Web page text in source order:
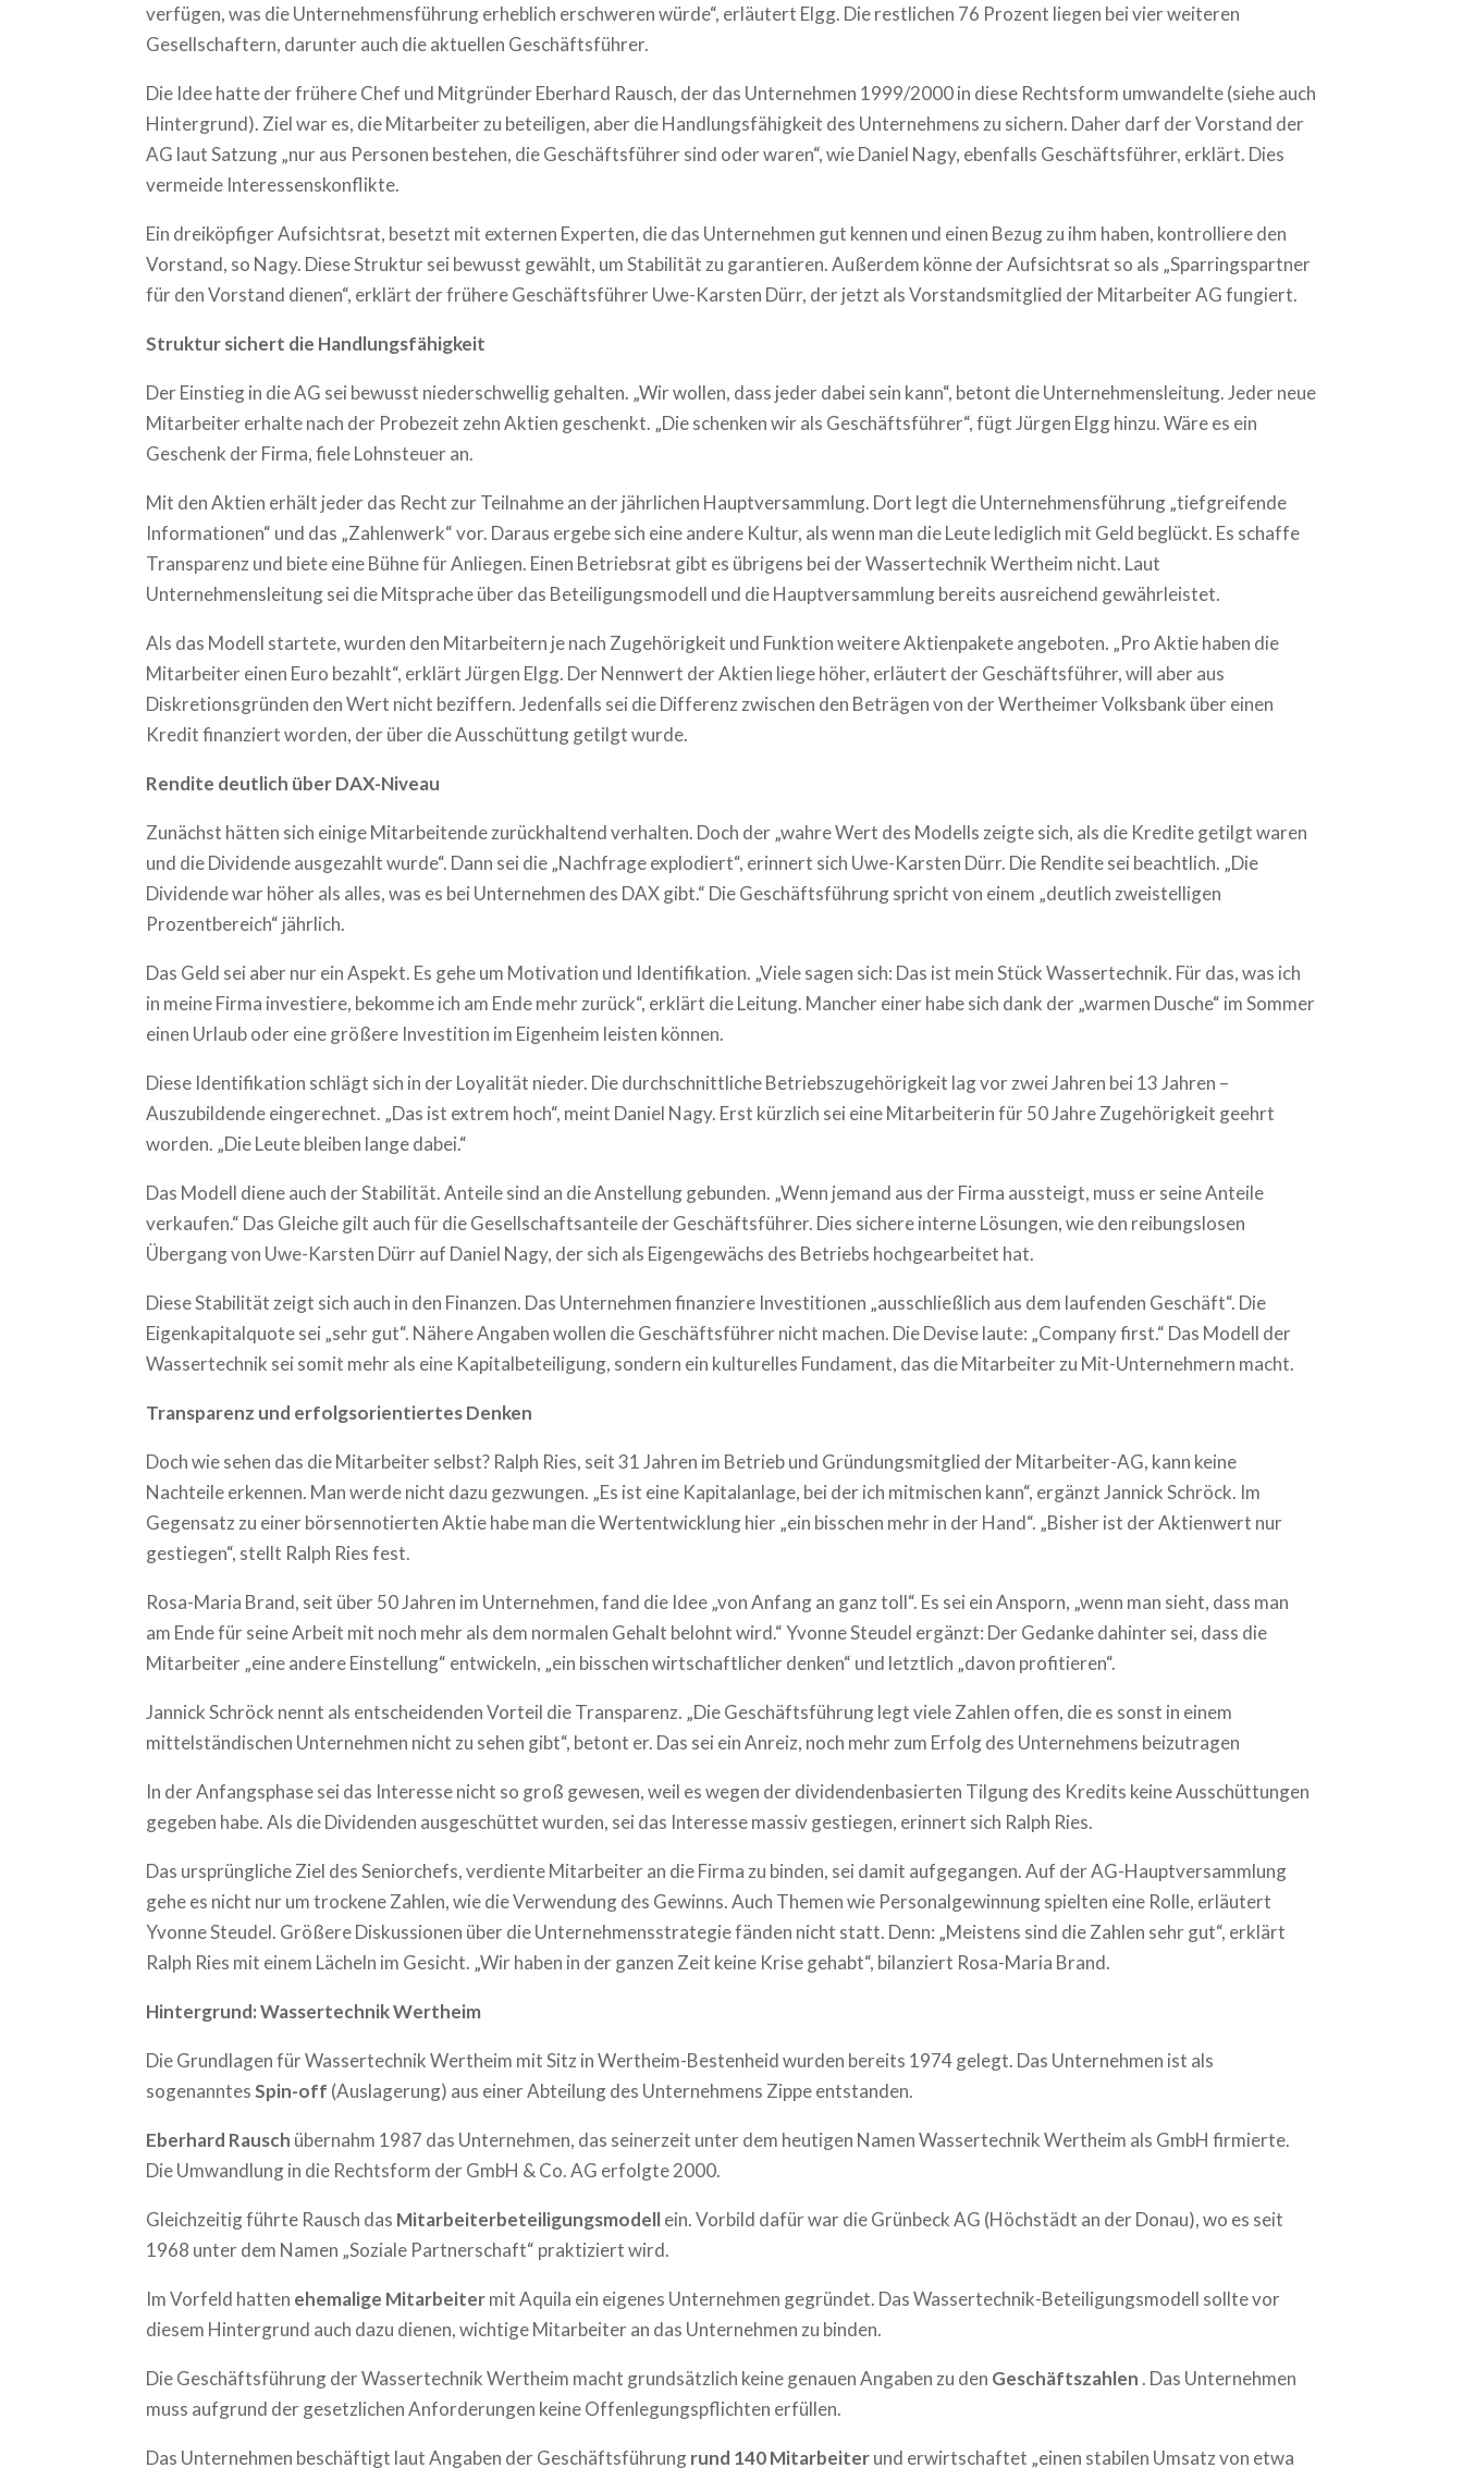
verfügen, was die Unternehmensführung erheblich erschweren würde“, erläutert Elgg. Die restlichen 76 Prozent liegen bei vier weiteren
Gesellschaftern, darunter auch die aktuellen Geschäftsführer.
Die Idee hatte der frühere Chef und Mitgründer Eberhard Rausch, der das Unternehmen 1999/2000 in diese Rechtsform umwandelte (siehe auch
Hintergrund). Ziel war es, die Mitarbeiter zu beteiligen, aber die Handlungsfähigkeit des Unternehmens zu sichern. Daher darf der Vorstand der
AG laut Satzung „nur aus Personen bestehen, die Geschäftsführer sind oder waren“, wie Daniel Nagy, ebenfalls Geschäftsführer, erklärt. Dies
vermeide Interessenskonflikte.
Ein dreiköpfiger Aufsichtsrat, besetzt mit externen Experten, die das Unternehmen gut kennen und einen Bezug zu ihm haben, kontrolliere den
Vorstand, so Nagy. Diese Struktur sei bewusst gewählt, um Stabilität zu garantieren. Außerdem könne der Aufsichtsrat so als „Sparringspartner
für den Vorstand dienen“, erklärt der frühere Geschäftsführer Uwe-Karsten Dürr, der jetzt als Vorstandsmitglied der Mitarbeiter AG fungiert.
Struktur sichert die Handlungsfähigkeit
Der Einstieg in die AG sei bewusst niederschwellig gehalten. „Wir wollen, dass jeder dabei sein kann“, betont die Unternehmensleitung. Jeder neue
Mitarbeiter erhalte nach der Probezeit zehn Aktien geschenkt. „Die schenken wir als Geschäftsführer“, fügt Jürgen Elgg hinzu. Wäre es ein
Geschenk der Firma, fiele Lohnsteuer an.
Mit den Aktien erhält jeder das Recht zur Teilnahme an der jährlichen Hauptversammlung. Dort legt die Unternehmensführung „tiefgreifende
Informationen“ und das „Zahlenwerk“ vor. Daraus ergebe sich eine andere Kultur, als wenn man die Leute lediglich mit Geld beglückt. Es schaffe
Transparenz und biete eine Bühne für Anliegen. Einen Betriebsrat gibt es übrigens bei der Wassertechnik Wertheim nicht. Laut
Unternehmensleitung sei die Mitsprache über das Beteiligungsmodell und die Hauptversammlung bereits ausreichend gewährleistet.
Als das Modell startete, wurden den Mitarbeitern je nach Zugehörigkeit und Funktion weitere Aktienpakete angeboten. „Pro Aktie haben die
Mitarbeiter einen Euro bezahlt“, erklärt Jürgen Elgg. Der Nennwert der Aktien liege höher, erläutert der Geschäftsführer, will aber aus
Diskretionsgründen den Wert nicht beziffern. Jedenfalls sei die Differenz zwischen den Beträgen von der Wertheimer Volksbank über einen
Kredit finanziert worden, der über die Ausschüttung getilgt wurde.
Rendite deutlich über DAX-Niveau
Zunächst hätten sich einige Mitarbeitende zurückhaltend verhalten. Doch der „wahre Wert des Modells zeigte sich, als die Kredite getilgt waren
und die Dividende ausgezahlt wurde“. Dann sei die „Nachfrage explodiert“, erinnert sich Uwe-Karsten Dürr. Die Rendite sei beachtlich. „Die
Dividende war höher als alles, was es bei Unternehmen des DAX gibt.“ Die Geschäftsführung spricht von einem „deutlich zweistelligen
Prozentbereich“ jährlich.
Das Geld sei aber nur ein Aspekt. Es gehe um Motivation und Identifikation. „Viele sagen sich: Das ist mein Stück Wassertechnik. Für das, was ich
in meine Firma investiere, bekomme ich am Ende mehr zurück“, erklärt die Leitung. Mancher einer habe sich dank der „warmen Dusche“ im Sommer
einen Urlaub oder eine größere Investition im Eigenheim leisten können.
Diese Identifikation schlägt sich in der Loyalität nieder. Die durchschnittliche Betriebszugehörigkeit lag vor zwei Jahren bei 13 Jahren –
Auszubildende eingerechnet. „Das ist extrem hoch“, meint Daniel Nagy. Erst kürzlich sei eine Mitarbeiterin für 50 Jahre Zugehörigkeit geehrt
worden. „Die Leute bleiben lange dabei.“
Das Modell diene auch der Stabilität. Anteile sind an die Anstellung gebunden. „Wenn jemand aus der Firma aussteigt, muss er seine Anteile
verkaufen.“ Das Gleiche gilt auch für die Gesellschaftsanteile der Geschäftsführer. Dies sichere interne Lösungen, wie den reibungslosen
Übergang von Uwe-Karsten Dürr auf Daniel Nagy, der sich als Eigengewächs des Betriebs hochgearbeitet hat.
Diese Stabilität zeigt sich auch in den Finanzen. Das Unternehmen finanziere Investitionen „ausschließlich aus dem laufenden Geschäft“. Die
Eigenkapitalquote sei „sehr gut“. Nähere Angaben wollen die Geschäftsführer nicht machen. Die Devise laute: „Company first.“ Das Modell der
Wassertechnik sei somit mehr als eine Kapitalbeteiligung, sondern ein kulturelles Fundament, das die Mitarbeiter zu Mit-Unternehmern macht.
Transparenz und erfolgsorientiertes Denken
Doch wie sehen das die Mitarbeiter selbst? Ralph Ries, seit 31 Jahren im Betrieb und Gründungsmitglied der Mitarbeiter-AG, kann keine
Nachteile erkennen. Man werde nicht dazu gezwungen. „Es ist eine Kapitalanlage, bei der ich mitmischen kann“, ergänzt Jannick Schröck. Im
Gegensatz zu einer börsennotierten Aktie habe man die Wertentwicklung hier „ein bisschen mehr in der Hand“. „Bisher ist der Aktienwert nur
gestiegen“, stellt Ralph Ries fest.
Rosa-Maria Brand, seit über 50 Jahren im Unternehmen, fand die Idee „von Anfang an ganz toll“. Es sei ein Ansporn, „wenn man sieht, dass man
am Ende für seine Arbeit mit noch mehr als dem normalen Gehalt belohnt wird.“ Yvonne Steudel ergänzt: Der Gedanke dahinter sei, dass die
Mitarbeiter „eine andere Einstellung“ entwickeln, „ein bisschen wirtschaftlicher denken“ und letztlich „davon profitieren“.
Jannick Schröck nennt als entscheidenden Vorteil die Transparenz. „Die Geschäftsführung legt viele Zahlen offen, die es sonst in einem
mittelständischen Unternehmen nicht zu sehen gibt“, betont er. Das sei ein Anreiz, noch mehr zum Erfolg des Unternehmens beizutragen
In der Anfangsphase sei das Interesse nicht so groß gewesen, weil es wegen der dividendenbasierten Tilgung des Kredits keine Ausschüttungen
gegeben habe. Als die Dividenden ausgeschüttet wurden, sei das Interesse massiv gestiegen, erinnert sich Ralph Ries.
Das ursprüngliche Ziel des Seniorchefs, verdiente Mitarbeiter an die Firma zu binden, sei damit aufgegangen. Auf der AG-Hauptversammlung
gehe es nicht nur um trockene Zahlen, wie die Verwendung des Gewinns. Auch Themen wie Personalgewinnung spielten eine Rolle, erläutert
Yvonne Steudel. Größere Diskussionen über die Unternehmensstrategie fänden nicht statt. Denn: „Meistens sind die Zahlen sehr gut“, erklärt
Ralph Ries mit einem Lächeln im Gesicht. „Wir haben in der ganzen Zeit keine Krise gehabt“, bilanziert Rosa-Maria Brand.
Hintergrund: Wassertechnik Wertheim
Die Grundlagen für Wassertechnik Wertheim mit Sitz in Wertheim-Bestenheid wurden bereits 1974 gelegt. Das Unternehmen ist als
sogenanntesSpin-off (Auslagerung) aus einer Abteilung des Unternehmens Zippe entstanden.
Eberhard Rausch übernahm 1987 das Unternehmen, das seinerzeit unter dem heutigen Namen Wassertechnik Wertheim als GmbH firmierte.
Die Umwandlung in die Rechtsform der GmbH & Co. AG erfolgte 2000.
Gleichzeitig führte Rausch das Mitarbeiterbeteiligungsmodellein. Vorbild dafür war die Grünbeck AG (Höchstädt an der Donau), wo es seit
1968 unter dem Namen „Soziale Partnerschaft“ praktiziert wird.
Im Vorfeld hatten ehemalige Mitarbeitermit Aquila ein eigenes Unternehmen gegründet. Das Wassertechnik-Beteiligungsmodell sollte vor
diesem Hintergrund auch dazu dienen, wichtige Mitarbeiter an das Unternehmen zu binden.
Die Geschäftsführung der Wassertechnik Wertheim macht grundsätzlich keine genauen Angaben zu den Geschäftszahlen . Das Unternehmen
muss aufgrund der gesetzlichen Anforderungen keine Offenlegungspflichten erfüllen.
Das Unternehmen beschäftigt laut Angaben der Geschäftsführungrund 140 Mitarbeiterund erwirtschaftet „einen stabilen Umsatz von etwa